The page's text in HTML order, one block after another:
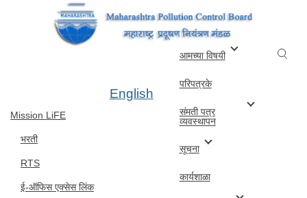
Mission LiFE
भरती
RTS
ई-ऑफिस एक्सेस लिंक
English
आमच्या विषयी
परिपत्रके
संमती पत्र
व्यवस्थापन
सूचना
कार्यशाळा